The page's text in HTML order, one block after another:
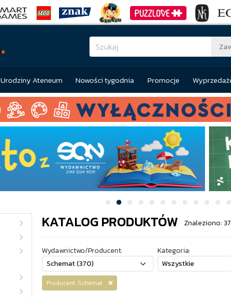
Urodziny Ateneum Nowości tygodnia Promocje
KATALOG PRODUKTÓW Znaleziono:
Wydawnictwo/Producent: Kategoria:
Producent: Schemat